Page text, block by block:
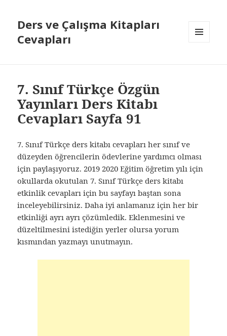
Ders ve Çalışma Kitapları
Cevapları
7. Sınıf Türkçe Özgün
Yayınları Ders Kitabı
Cevapları Sayfa 91
7. Sınıf Türkçe ders kitabı cevapları her sınıf ve
düzeyden öğrencilerin ödevlerine yardımcı olması
için paylaşıyoruz. 2019 2020 Eğitim öğretim yılı için
okullarda okutulan 7. Sınıf Türkçe ders kitabı
etkinlik cevapları için bu sayfayı baştan sona
inceleyebilirsiniz. Daha iyi anlamanız için her bir
etkinliği ayrı ayrı çözümledik. Eklenmesini ve
düzeltilmesini istediğin yerler olursa yorum
kısmından yazmayı unutmayın.